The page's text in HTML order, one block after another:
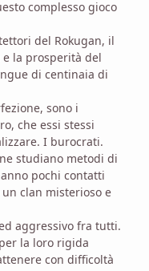
complesso gioco
del Rokugan, il
la prosperità del
di centinaia di
sono i
che essi stessi
I burocrati.
studiano metodi di
pochi contatti
clan misterioso e
aggressivo fra tutti.
la loro rigida
con difficoltà